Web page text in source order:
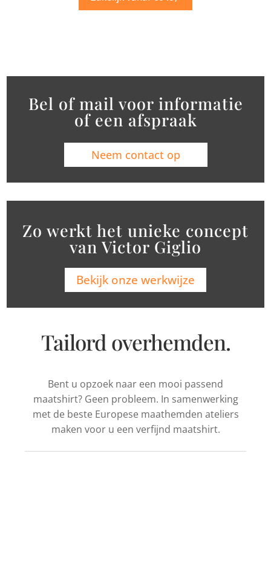
Bel of mail voor informatie
of een afspraak
Neem contact op
Zo werkt het unieke concept
van Victor Giglio
Bekijk onze werkwijze
Tailord overhemden.
Bent u opzoek naar een mooi passend
maatshirt? Geen probleem. In samenwerking
met de beste Europese maathemden ateliers
maken voor u een verfijnd maatshirt.